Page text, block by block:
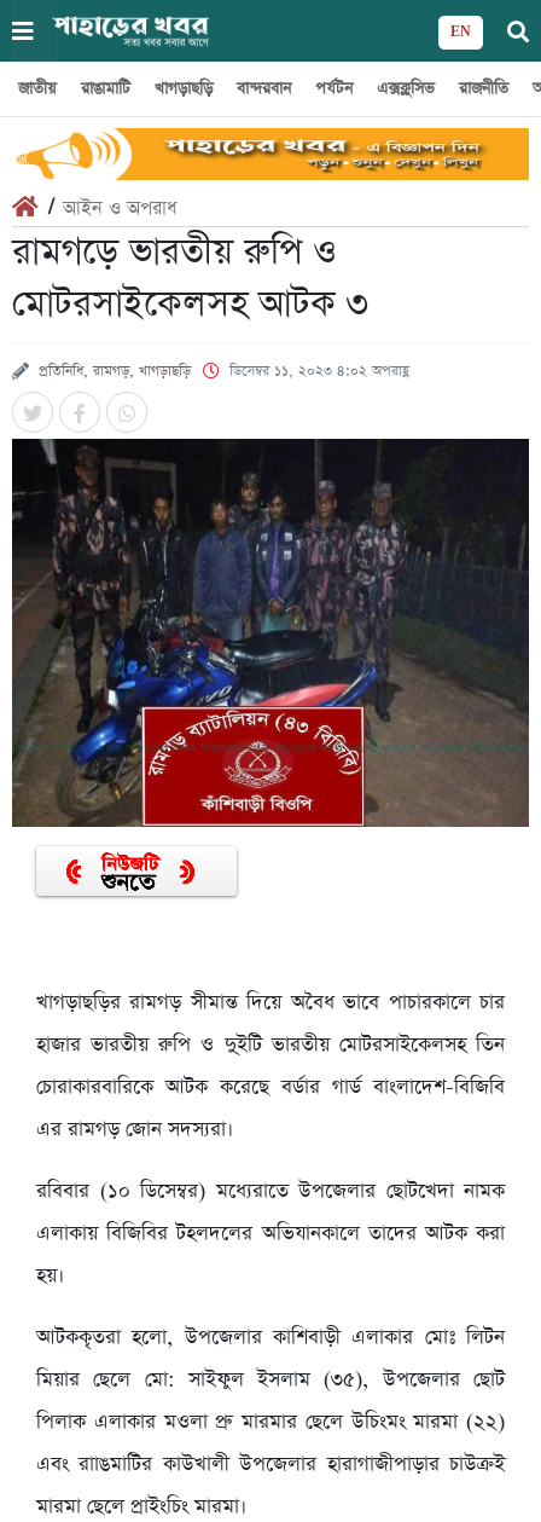
EN
জাতীয় রাঙামাটি খাগড়াছড়ি বান্দরবান পর্যটন এক্সক্লুসিভ রাজনীতি
/আইন ও অপরাধ
রামগড়ে ভারতীয় রুপি ও
মোটরসাইকেলসহ আটক ৩
প্রতিনিধি, রামগড়, খাগড়াছড়ি ডিসেম্বর ১১, ২০২৩ ৪:০২ অপরাহ্ণ
খাগড়াছড়ির রামগড় সীমান্ত দিয়ে অবৈধ ভাবে পাচারকালে চার
হাজার ভারতীয় রুপি ও দু্ইটি ভারতীয় মোটরসাইকেলসহ তিন
চোরাকারবারিকে আটক করেছে বর্ডার গার্ড বাংলাদেশ-বিজিবি
এর রামগড় জোন সদস্যরা।
রবিবার (১০ ডিসেম্বর) মধ্যেরাতে উপজেলার ছোটখেদা নামক
এলাকায় বিজিবির টহলদলের অভিযানকালে তাদের আটক করা
হয়।
আটককৃতরা হলো, উপজেলার কাশিবাড়ী এলাকার মোঃ লিটন
মিয়ার ছেলে মো: সাইফুল ইসলাম (৩৫), উপজেলার ছোট
পিলাক এলাকার মওলা প্রু মারমার ছেলে উচিংমং মারমা (২২)
এবং রাাঙমাটির কাউখালী উপজেলার হারাগাজীপাড়ার চাউক্রই
মারমা ছেলে প্রাইংচিং মারমা।